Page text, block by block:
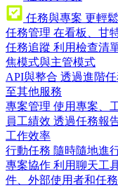
任務與專案 更輕
任務管理 在看板、甘
任務追蹤 利用檢查清
焦模式與主管模式
API與整合 透過進階
至其他服務
專案管理 使用專案、
員工績效 透過任務報
工作效率
行動任務 隨時隨地進
專案協作 利用聊天工
件、外部使用者和任